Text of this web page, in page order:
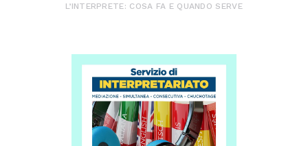
L’INTERPRETE: COSA FA E QUANDO SERVE